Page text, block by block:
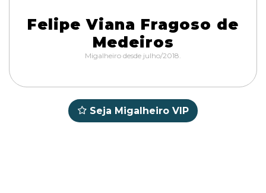
Felipe Viana Fragoso de
Medeiros
Migalheiro desde julho/2018.
Seja Migalheiro VIP